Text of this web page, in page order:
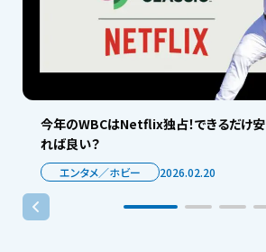
今年のWBCはNetflix独占！できるだけ安
れば良い？
エンタメ／ホビー 2026.02.20